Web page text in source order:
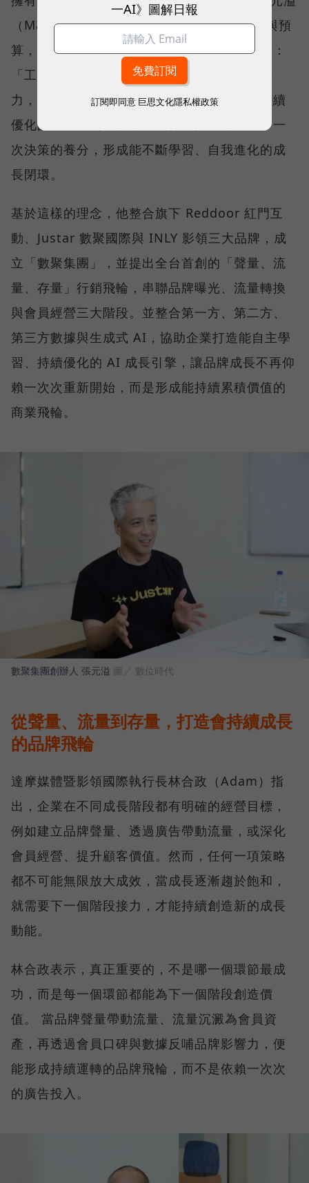
（Mars），看見許多企業投入愈來愈多工具與預
算，卻始終無法累積真正的成長資產。他直言：
「工具越多，不表示結果越好。」真正的競爭
力，在於建立一套能整合數據、沉澱經驗並持續
優化的成長機制，讓每一次行銷投入都成為下一
次決策的養分，形成能不斷學習、自我進化的成
長閉環。
基於這樣的理念，他整合旗下 Reddoor 紅門互
動、Justar 數聚國際與 INLY 影領三大品牌，成
立「數聚集團」，並提出全台首創的「聲量、流
量、存量」行銷飛輪，串聯品牌曝光、流量轉換
與會員經營三大階段。並整合第一方、第二方、
第三方數據與生成式 AI，協助企業打造能自主學
習、持續優化的 AI 成長引擎，讓品牌成長不再仰
賴一次次重新開始，而是形成能持續累積價值的
商業飛輪。
數聚集團創辦人 張元溢 圖／ 數位時代
從聲量、流量到存量，打造會持續成長
的品牌飛輪
達摩媒體暨影領國際執行長林合政（Adam）指
出，企業在不同成長階段都有明確的經營目標，
例如建立品牌聲量、透過廣告帶動流量，或深化
會員經營、提升顧客價值。然而，任何一項策略
都不可能無限放大成效，當成長逐漸趨於飽和，
就需要下一個階段接力，才能持續創造新的成長
動能。
林合政表示，真正重要的，不是哪一個環節最成
功，而是每一個環節都能為下一個階段創造價
值。 當品牌聲量帶動流量、流量沉澱為會員資
產，再透過會員口碑與數據反哺品牌影響力，便
能形成持續運轉的品牌飛輪，而不是依賴一次次
的廣告投入。
一AI》圖解日報
訂閱即同意 巨思文化隱私權政策